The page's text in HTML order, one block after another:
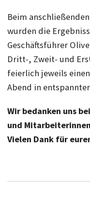
Beim
wurden die
Geschäftsführer
Dritt-, Zweit- und
feierlich jeweils
Abend in
Wir bedanken uns
und
Vielen Dank für